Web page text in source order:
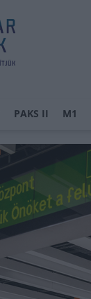
PAKS II M1